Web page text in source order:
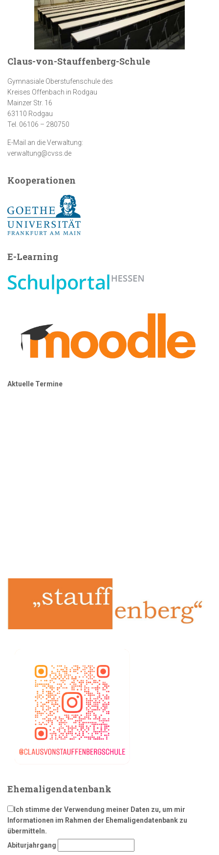
Claus-von-Stauffenberg-Schule
Gymnasiale Oberstufenschule des
Kreises Offenbach in Rodgau
Mainzer Str. 16
63110 Rodgau
Tel. 06106 – 280750
E-Mail an die Verwaltung:
verwaltung@cvss.de
Kooperationen
E-Learning
Aktuelle Termine
Ehemaligendatenbank
Ich stimme der Verwendung meiner Daten zu, um mir
Informationen im Rahmen der Ehemaligendatenbank zu
übermitteln.
Abiturjahrgang